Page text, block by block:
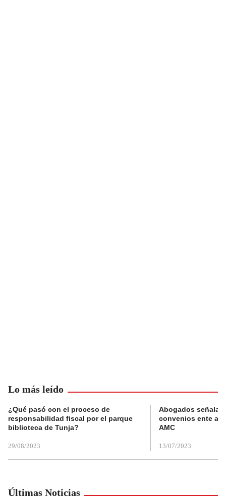
Lo más leído
¿Qué pasó con el proceso de
responsabilidad fiscal por el parque
biblioteca de Tunja?
29/08/2023
Abogados
convenios ente
AMC
13/07/2023
Últimas Noticias